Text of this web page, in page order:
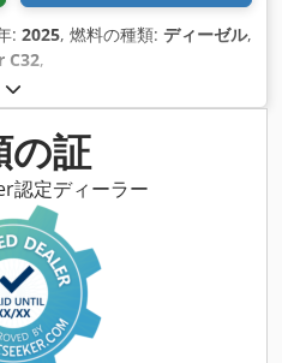
: 2025, 燃料の種類: ディーゼル,
C32,
の証
認定ディーラー